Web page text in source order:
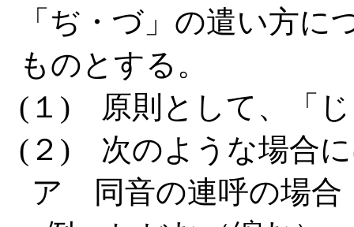
「ぢ・づ」の遣い方
ものとする。
(１) 原則として、「
(２) 次のような場合に
ア 同音の連呼の場合